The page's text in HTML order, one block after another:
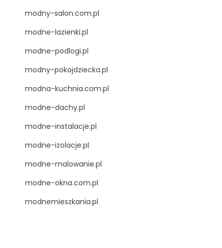
modny-salon.com.pl
modne-lazienki.pl
modne-podlogi.pl
modny-pokojdziecka.pl
modna-kuchnia.com.pl
modne-dachy.pl
modne-instalacje.pl
modne-izolacje.pl
modne-malowanie.pl
modne-okna.com.pl
modnemieszkania.pl